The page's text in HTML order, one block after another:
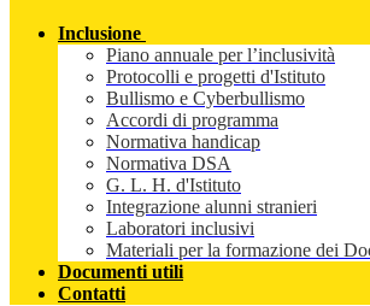
Inclusione
Piano annuale per l’inclusività
Protocolli e progetti d'Istituto
Bullismo e Cyberbullismo
Accordi di programma
Normativa handicap
Normativa DSA
G. L. H. d'Istituto
Integrazione alunni stranieri
Laboratori inclusivi
Materiali per la formazione dei
Documenti utili
Contatti